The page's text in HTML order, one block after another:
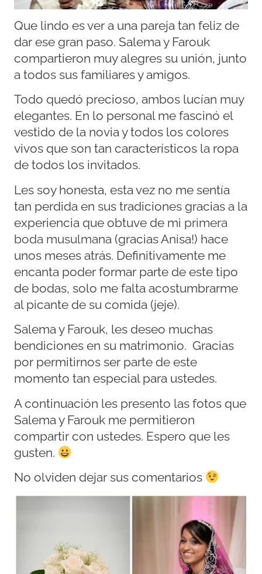
Que lindo es ver a una pareja tan feliz de
dar ese gran paso. Salema y Farouk
compartieron muy alegres su unión, junto
a todos sus familiares y amigos.
Todo quedó precioso, ambos lucían muy
elegantes. En lo personal me fascinó el
vestido de la novia y todos los colores
vivos que son tan característicos la ropa
de todos los invitados.
Les soy honesta, esta vez no me sentía
tan perdida en sus tradiciones gracias a la
experiencia que obtuve de mi primera
boda musulmana (gracias Anisa!) hace
unos meses atrás. Definitivamente me
encanta poder formar parte de este tipo
de bodas, solo me falta acostumbrarme
al picante de su comida (jeje).
Salema y Farouk, les deseo muchas
bendiciones en su matrimonio. Gracias
por permitirnos ser parte de este
momento tan especial para ustedes.
A continuación les presento las fotos que
Salema y Farouk me permitieron
compartir con ustedes. Espero que les
gusten.
No olviden dejar sus comentarios